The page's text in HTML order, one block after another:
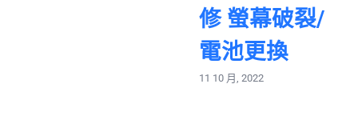
修 螢幕破裂/
電池更換
11 10 月, 2022